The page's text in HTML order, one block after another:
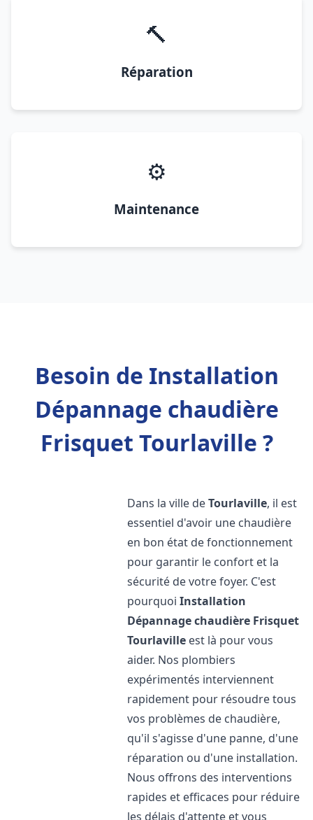
🔨
Réparation
⚙️
Maintenance
Besoin de Installation
Dépannage chaudière
Frisquet Tourlaville ?
Dans la ville deTourlaville, il est
essentiel d'avoir une chaudière
en bon état de fonctionnement
pour garantir le confort et la
sécurité de votre foyer. C'est
pourquoiInstallation
Dépannage chaudière Frisquet
Tourlaville est là pour vous
aider. Nos plombiers
expérimentés interviennent
rapidement pour résoudre tous
vos problèmes de chaudière,
qu'il s'agisse d'une panne, d'une
réparation ou d'une installation.
Nous offrons des interventions
rapides et efficaces pour réduire
les délais d'attente et vous